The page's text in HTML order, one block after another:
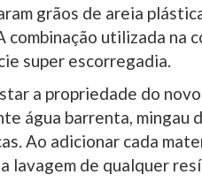
grãos de areia
combinação utilizada na
super escorregadia.
a propriedade do
água barrenta, mingau
Ao adicionar cada
lavagem de qualquer